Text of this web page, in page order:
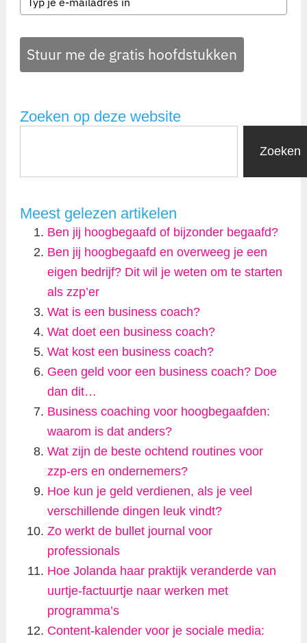
Stuur me de gratis hoofdstukken
Zoeken op deze website
Zoeken
Meest gelezen artikelen
Ben jij hoogbegaafd of bijzonder begaafd?
Ben jij hoogbegaafd en overweeg je een
eigen bedrijf? Dit wil je weten om te starten
als zzp’er
Wat is een business coach?
Wat doet een business coach?
Wat kost een business coach?
Geen geld voor een business coach? Doe
dan dit…
Business coaching voor hoogbegaafden:
waarom is dat anders?
Wat zijn de beste ochtend routines voor
zzp-ers en ondernemers?
Hoe kun je geld verdienen, als je veel
verschillende dingen leuk vindt?
Zo werkt de bullet journal voor
professionals
Hoe Jolanda haar praktijk veranderde van
uurtje-factuurtje naar werken met
programma’s
Content-kalender voor je sociale media: